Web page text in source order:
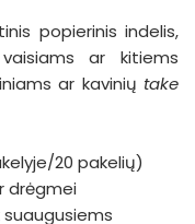
popierinis indelis,
ar kitiems
ar kavinių take
20 pakelių)
drėgmei